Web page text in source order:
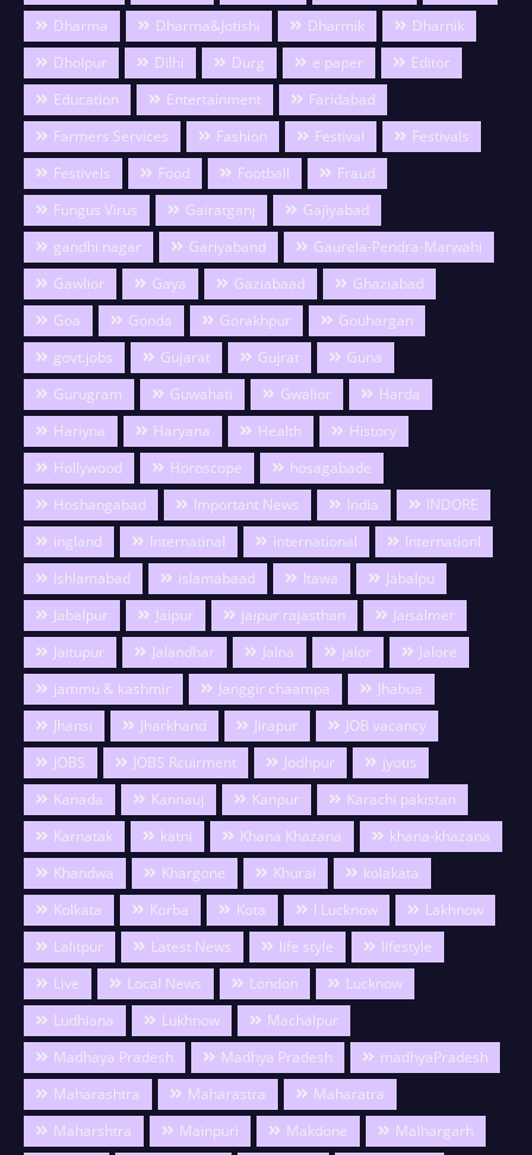
Dharma
Dharma&Jotishi Dharmik
Dharnik
Dholpur
Dilhi Durg e paper
Editor
Education
Entertainment
Faridabad
Farmers Services
Fashion Festival
Festivals
Festivels
Food Football
Fraud
Fungus Virus
Gairatganj
Gajiyabad
gandhi nagar
Gariyaband
Gaurela-Pendra-Marwahi
Gawlior
Gaya Gaziabaad
Ghaziabad
Goa
Gonda Gorakhpur
Gouhargan
govt.jobs
Gujarat Gujrat
Guna
Gurugram
Guwahati Gwalior
Harda
Hariyna
Haryana Health
History
Hollywood
Horoscope
hosagabade
Hoshangabad
Important News India
INDORE
ingland
Internatinal international
Internationl
Ishlamabad
islamabaad Itawa
Jabalpu
Jabalpur
Jaipur jaipur rajasthan
Jaisalmer
Jaitupur
Jalandhar Jalna jalor
Jalore
jammu & kashmir
Janggir chaampa
Jhabua
Jhansi
Jharkhand Jirapur
JOB vacancy
JOBS
JOBS Rcuirment Jodhpur
jyotis
Kanada
Kannauj Kanpur
Karachi pakistan
Karnatak
katni Khana Khazana
khana-khazana
Khandwa
Khargone Khurai
kolakata
Kolkata
Korba Kota l Lucknow
Lakhnow
Lalitpur
Latest News life style
lifestyle
Live
Local News London
Lucknow
Ludhiana
Lukhnow
Machalpur
Madhaya Pradesh
Madhya Pradesh
madhyaPradesh
Maharashtra
Maharastra
Maharatra
Maharshtra
Mainpuri Makdone
Malhargarh